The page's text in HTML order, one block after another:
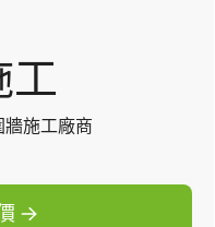
工
牆施工廠商